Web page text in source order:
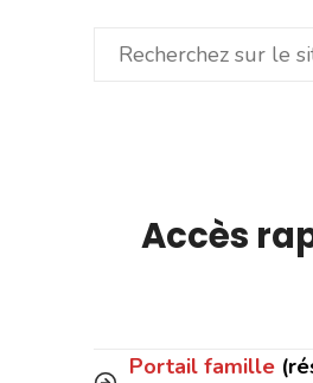
Rechercher
Accès
Portail famille